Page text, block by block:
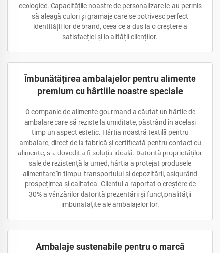
ecologice. Capacitățile noastre de personalizare le-au permis
să aleagă culori și gramaje care se potrivesc perfect
identității lor de brand, ceea ce a dus la o creștere a
satisfacției și loialității clienților.
Îmbunătățirea ambalajelor pentru alimente
premium cu hârtiile noastre speciale
O companie de alimente gourmand a căutat un hârtie de
ambalare care să reziste la umiditate, păstrând în același
timp un aspect estetic. Hârtia noastră textilă pentru
ambalare, direct de la fabrică și certificată pentru contact cu
alimente, s-a dovedit a fi soluția ideală. Datorită proprietăților
sale de rezistență la umed, hârtia a protejat produsele
alimentare în timpul transportului și depozitării, asigurând
prospețimea și calitatea. Clientul a raportat o creștere de
30% a vânzărilor datorită prezentării și funcționalității
îmbunătățite ale ambalajelor lor.
Ambalaje sustenabile pentru o marcă